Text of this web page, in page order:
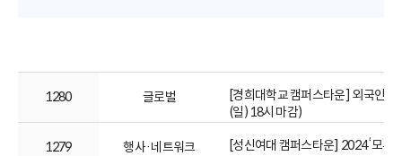
1280 글로벌
[경희대학교 캠퍼스타운] 외국인
(일) 18시 마감)
1279 행사·네트워크 [성신여대 캠퍼스타운] 2024 ‘모두